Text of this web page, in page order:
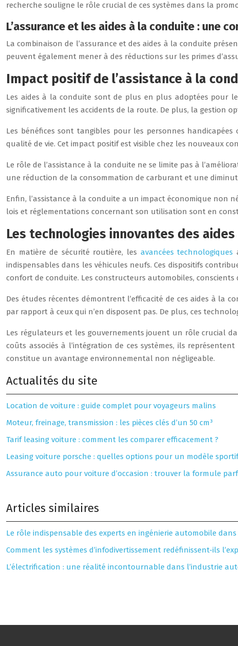
recherche souligne le rôle crucial de ces systèmes dans la
L’assurance et les aides à la conduite : une
La combinaison de l’assurance et des aides à la conduite
peuvent également mener à des réductions sur les primes
Impact positif de l’assistance à la
Les aides à la conduite sont de plus en plus adoptées pour
significativement les accidents de la route. De plus, la gestion
Les bénéfices sont tangibles pour les personnes
qualité de vie. Cet impact positif est visible chez les nouveaux
Le rôle de l’assistance à la conduite ne se limite pas à
une réduction de la consommation de carburant et une
Enfin, l’assistance à la conduite a un impact économique non
lois et réglementations concernant son utilisation sont en
Les technologies innovantes des
En matière de sécurité routière, les avancées technologiques
indispensables dans les véhicules neufs. Ces dispositifs
confort de conduite. Les constructeurs automobiles, conscients
Des études récentes démontrent l’efficacité de ces aides à la
par rapport à ceux qui n’en disposent pas. De plus, ces
Les régulateurs et les gouvernements jouent un rôle crucial
coûts associés à l’intégration de ces systèmes, ils
constitue un avantage environnemental non négligeable.
Actualités du site
Location de voiture : guide complet pour voyageurs malins
Moteur, freinage, transmission : les pièces clés d’un 50 cm³
Tarif leasing voiture : comment les comparer efficacement ?
Leasing voiture porsche : quelles options pour un modèle
Assurance auto pour voiture d’occasion : trouver la formule
Articles similaires
Le rôle indispensable des experts en ingénierie automobile
Comment les systèmes d’infodivertissement redéfinissent-ils
L’électrification : une réalité incontournable dans l’industrie